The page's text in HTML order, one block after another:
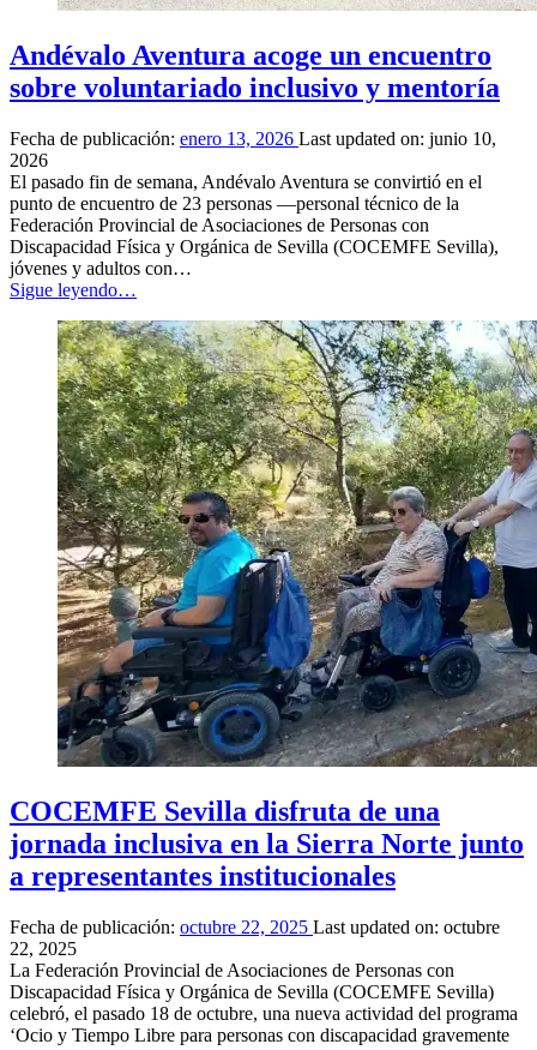
Andévalo Aventura acoge un encuentro
sobre voluntariado inclusivo y mentoría
Fecha de publicación: enero 13, 2026 Last updated on: junio 10,
2026
El pasado fin de semana, Andévalo Aventura se convirtió en el
punto de encuentro de 23 personas —personal técnico de la
Federación Provincial de Asociaciones de Personas con
Discapacidad Física y Orgánica de Sevilla (COCEMFE Sevilla),
jóvenes y adultos con…
Sigue leyendo“Andévalo
acoge
un
encuentro
sobre
voluntariado
inclusivo
y
mentoría”
…
COCEMFE Sevilla disfruta de una
jornada inclusiva en la Sierra Norte junto
a representantes institucionales
Fecha de publicación: octubre 22, 2025 Last updated on: octubre
22, 2025
La Federación Provincial de Asociaciones de Personas con
Discapacidad Física y Orgánica de Sevilla (COCEMFE Sevilla)
celebró, el pasado 18 de octubre, una nueva actividad del programa
‘Ocio y Tiempo Libre para personas con discapacidad gravemente